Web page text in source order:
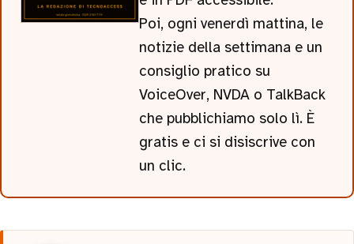
Poi, ogni venerdì mattina, le
notizie della settimana e un
consiglio pratico su
VoiceOver, NVDA o TalkBack
che pubblichiamo solo lì. È
gratis e ci si disiscrive con
un clic.